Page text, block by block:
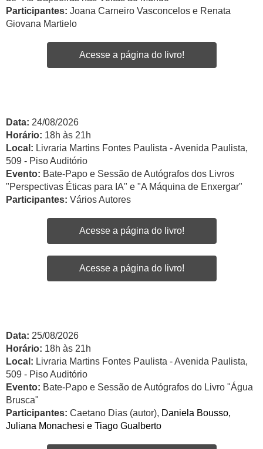
Participantes: Joana Carneiro Vasconcelos e Renata
Giovana Martielo
Acesse a página do livro!
Data: 24/08/2026
Horário: 18h às 21h
Local: Livraria Martins Fontes Paulista - Avenida Paulista,
509 - Piso Auditório
Evento: Bate-Papo e Sessão de Autógrafos dos Livros
"Perspectivas Éticas para IA" e "A Máquina de Enxergar"
Participantes: Vários Autores
Acesse a página do livro!
Acesse a página do livro!
Data: 25/08/2026
Horário: 18h às 21h
Local: Livraria Martins Fontes Paulista - Avenida Paulista,
509 - Piso Auditório
Evento: Bate-Papo e Sessão de Autógrafos do Livro "Água
Brusca"
Participantes: Caetano Dias (autor), Daniela Bousso,
Juliana Monachesi e Tiago Gualberto